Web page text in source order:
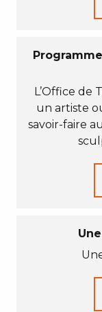
L’Office de
un artiste
savoir-faire